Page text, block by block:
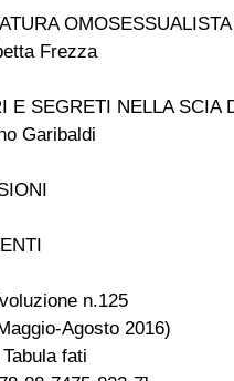
Frezza
E SEGRETI NELLA SCIA
Garibaldi
n.125
Agosto 2016)
fati